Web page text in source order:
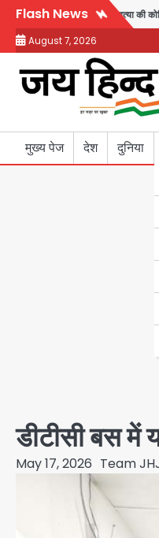
Skip
content
Flash News
हत्या की कोशिश, प्रियंका गांधी
August 7, 2026
मुख्य पेज देश दुनिया
डीटीसी बस में
May 17, 2026 Team